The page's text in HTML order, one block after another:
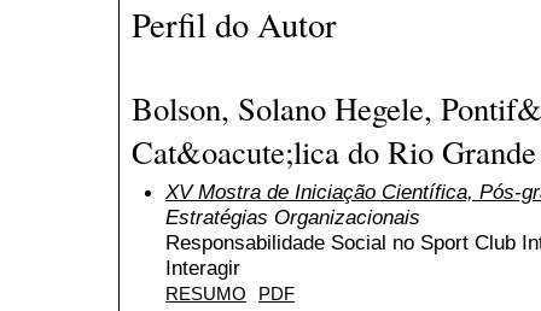
Perfil do Autor
Bolson, Solano Hegele,
Cat&oacute;lica do Rio
XV Mostra de Iniciação Científica, Pós-
Estratégias Organizacionais
Responsabilidade Social no Sport Club
Interagir
RESUMO PDF